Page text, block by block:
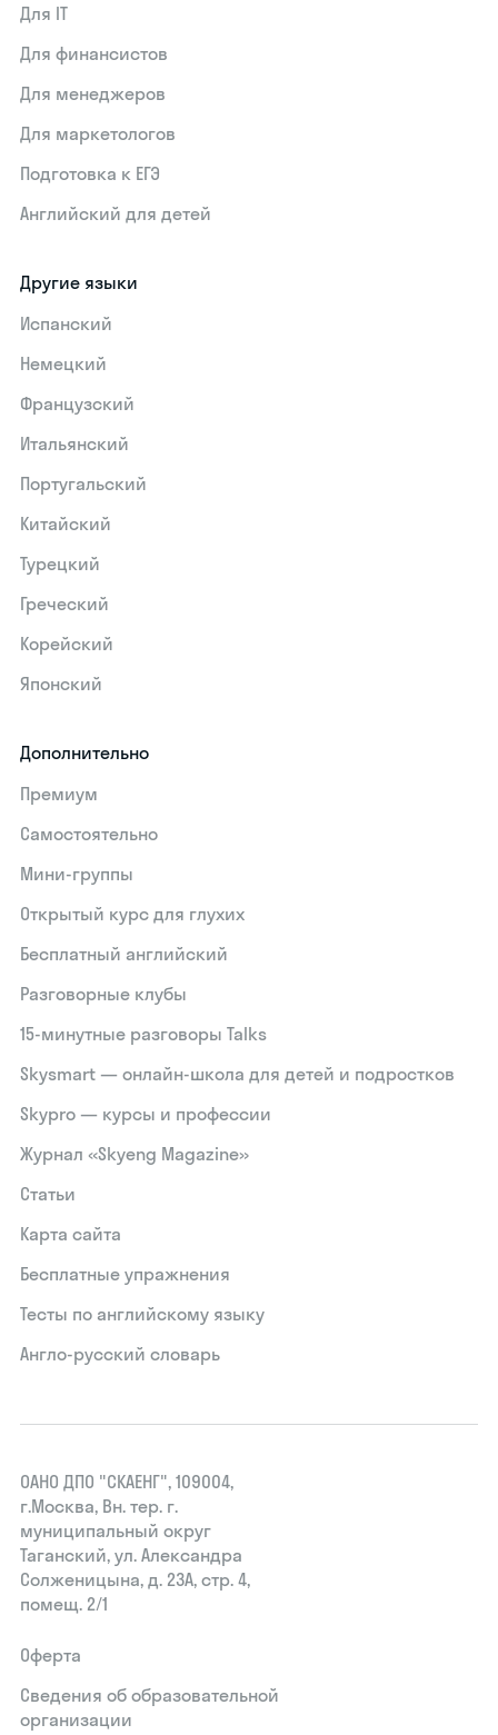
Для IT
Для финансистов
Для менеджеров
Для маркетологов
Подготовка к ЕГЭ
Английский для детей
Другие языки
Испанский
Немецкий
Французский
Итальянский
Португальский
Китайский
Турецкий
Греческий
Корейский
Японский
Дополнительно
Премиум
Самостоятельно
Мини-группы
Открытый курс для глухих
Бесплатный английский
Разговорные клубы
15‑минутные разговоры Talks
Skysmart — онлайн-школа для детей и подростков
Skypro — курсы и профессии
Журнал «Skyeng Magazine»
Статьи
Карта сайта
Бесплатные упражнения
Тесты по английскому языку
Англо-русский словарь
ОАНО ДПО "СКАЕНГ", 109004,
г.Москва, Вн. тер. г.
муниципальный округ
Таганский, ул. Александра
Солженицына, д. 23А, стр. 4,
помещ. 2/1
Оферта
Сведения об образовательной
организации